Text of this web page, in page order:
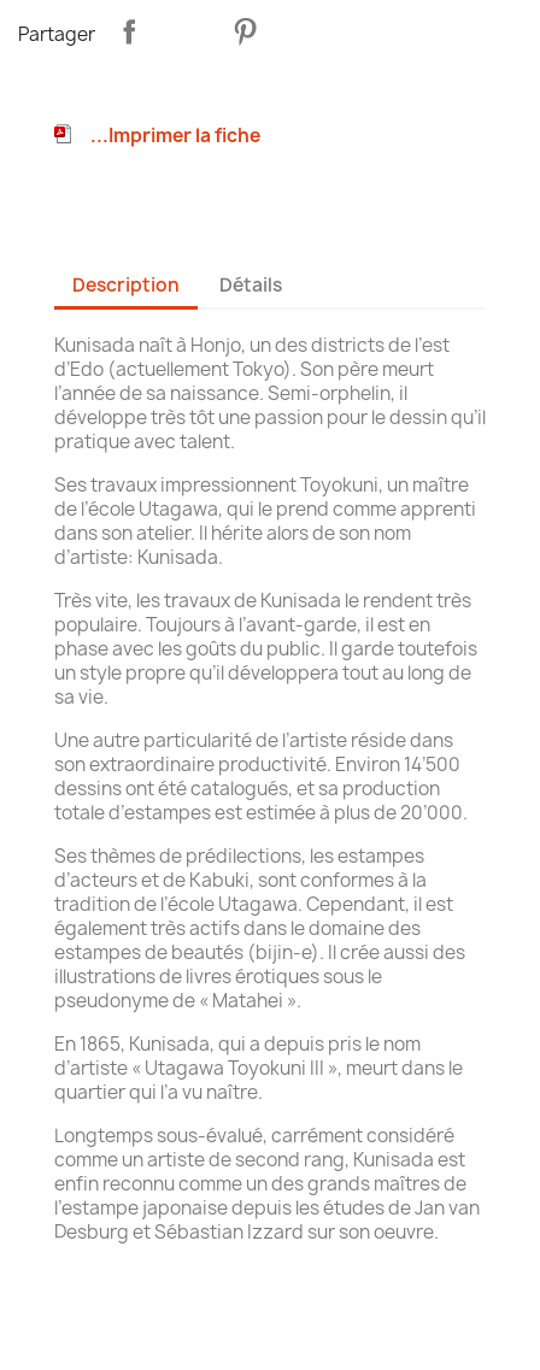
Partager
...Imprimer la fiche
Description Détails
Kunisada naît à Honjo, un des districts de l’est
d’Edo (actuellement Tokyo). Son père meurt
l’année de sa naissance. Semi-orphelin, il
développe très tôt une passion pour le dessin qu’il
pratique avec talent.
Ses travaux impressionnent Toyokuni, un maître
de l’école Utagawa, qui le prend comme apprenti
dans son atelier. Il hérite alors de son nom
d’artiste: Kunisada.
Très vite, les travaux de Kunisada le rendent très
populaire. Toujours à l’avant-garde, il est en
phase avec les goûts du public. Il garde toutefois
un style propre qu’il développera tout au long de
sa vie.
Une autre particularité de l’artiste réside dans
son extraordinaire productivité. Environ 14’500
dessins ont été catalogués, et sa production
totale d’estampes est estimée à plus de 20’000.
Ses thèmes de prédilections, les estampes
d’acteurs et de Kabuki, sont conformes à la
tradition de l’école Utagawa. Cependant, il est
également très actifs dans le domaine des
estampes de beautés (bijin-e). Il crée aussi des
illustrations de livres érotiques sous le
pseudonyme de « Matahei ».
En 1865, Kunisada, qui a depuis pris le nom
d’artiste « Utagawa Toyokuni III », meurt dans le
quartier qui l’a vu naître.
Longtemps sous-évalué, carrément considéré
comme un artiste de second rang, Kunisada est
enfin reconnu comme un des grands maîtres de
l’estampe japonaise depuis les études de Jan van
Desburg et Sébastian Izzard sur son oeuvre.